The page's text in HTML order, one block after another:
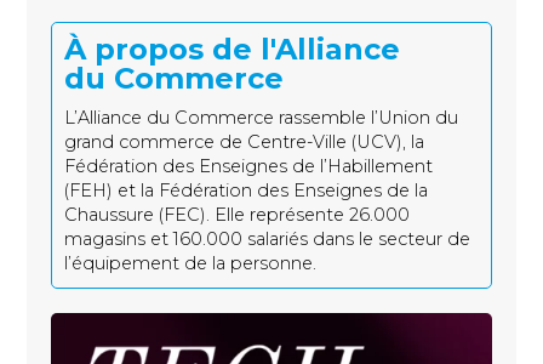
À propos de l'Alliance
du Commerce
L’Alliance du Commerce rassemble l’Union du
grand commerce de Centre-Ville (UCV), la
Fédération des Enseignes de l’Habillement
(FEH) et la Fédération des Enseignes de la
Chaussure (FEC). Elle représente 26.000
magasins et 160.000 salariés dans le secteur de
l’équipement de la personne.